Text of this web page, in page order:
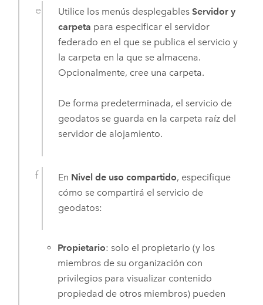
Utilice los menús desplegablesServidor y
carpeta para especificar el servidor
federado en el que se publica el servicio y
la carpeta en la que se almacena.
Opcionalmente, cree una carpeta.
De forma predeterminada, el servicio de
geodatos se guarda en la carpeta raíz del
servidor de alojamiento.
En Nivel de uso compartido, especifique
cómo se compartirá el servicio de
geodatos:
Propietario: solo el propietario (y los
miembros de su organización con
privilegios para visualizar contenido
propiedad de otros miembros) pueden